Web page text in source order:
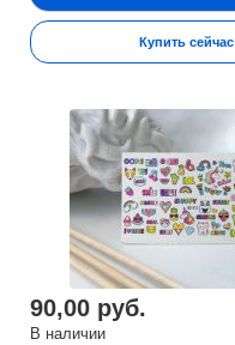
Купить сейчас
90,00 руб.
В наличии